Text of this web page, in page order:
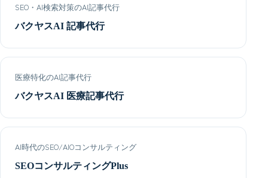
SEO・AI検索対策のAI記事代行
バクヤスAI 記事代行
医療特化のAI記事代行
バクヤスAI 医療記事代行
AI時代のSEO/AIOコンサルティング
SEOコンサルティングPlus